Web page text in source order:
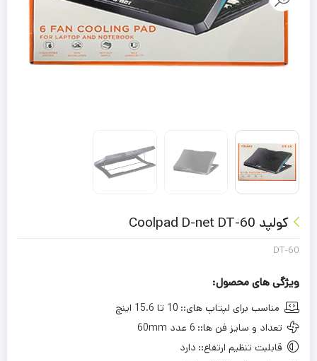
کولپد Coolpad D-net DT-60
DT-60
ویژگی های محصول:
مناسب برای لپتاپ های:: 10 تا 15.6 اینچ
تعداد و سایز فن ها:: 6 عدد 60mm
قابلبت تنظیم ارتفاع:: دارد